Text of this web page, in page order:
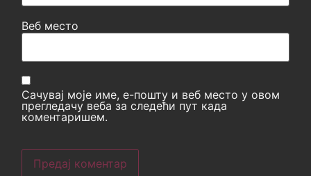
Веб место
Сачувај моје име, е-пошту и веб место у овом
прегледачу веба за следећи пут када
коментаришем.